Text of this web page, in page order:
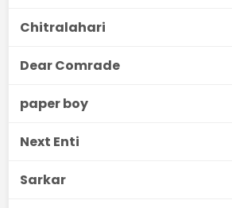
Chitralahari
Dear Comrade
paper boy
Next Enti
Sarkar